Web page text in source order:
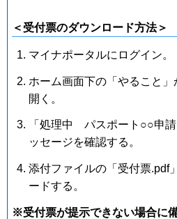
＜受付票のダウンロード方法＞
マイナポータルにログイン。
ホーム画面下の「やること
開く。
「処理中 パスポート○○申
ッセージを確認する。
添付ファイルの「受付票.pdf
ードする。
※受付票が提示できない場合に備